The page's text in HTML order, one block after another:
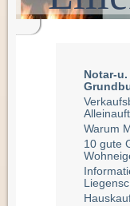
Notar-u.
Warum
10 gute